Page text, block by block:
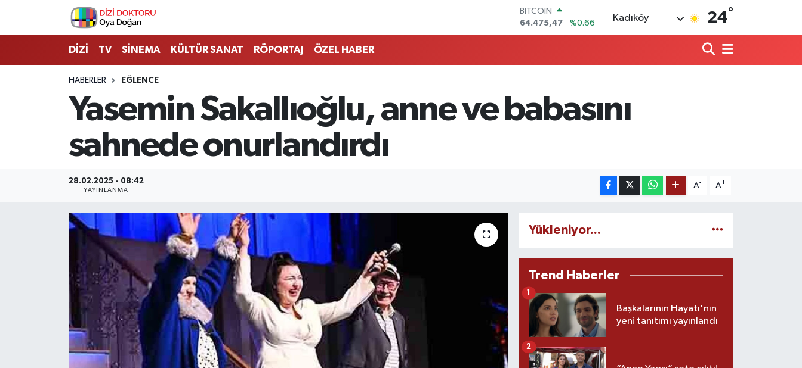
BITCOIN
64.475,47
%0.66
DOLAR
GRAM ALTIN
6527.85
%0.54
Kadıköy 24°
DİZİ TV SİNEMA KÜLTÜR SANAT RÖPORTAJ ÖZEL HABER
HABERLER EĞLENCE
Yasemin Sakallıoğlu, anne ve babasını
sahnede onurlandırdı
28.02.2025 - 08:42
YAYINLANMA
A- A+
Yükleniyor...
Trend Haberler
Başkalarının Hayatı'nın
yeni tanıtımı yayınlandı
1
2
İstanbul Nöbetçi Eczaneler
İstanbul Hava Durumu
İstanbul Namaz Vakitleri
İstanbul Trafik Yoğunluk Haritası
Son Dakika Haberleri
Haber Arşivi